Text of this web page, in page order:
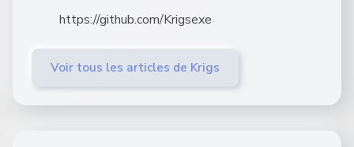
https://github.com/Krigsexe
Voir tous les articles de Krigs